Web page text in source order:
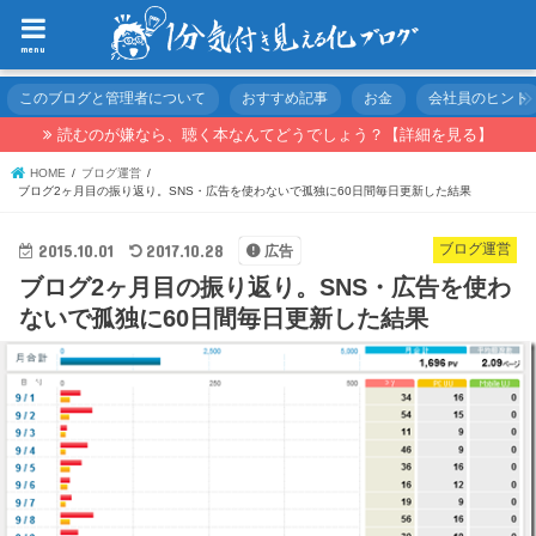
menu
このブログと管理者について おすすめ記事 お金 会社員のヒント
読むのが嫌なら、聴く本なんてどうでしょう？【詳細を見る】
HOME
ブログ運営
ブログ2ヶ月目の振り返り。SNS・広告を使わないで孤独に60日間毎日更新した結果
ブログ運営
2015.10.01 2017.10.28 広告
ブログ2ヶ月目の振り返り。SNS・広告を使わ
ないで孤独に60日間毎日更新した結果